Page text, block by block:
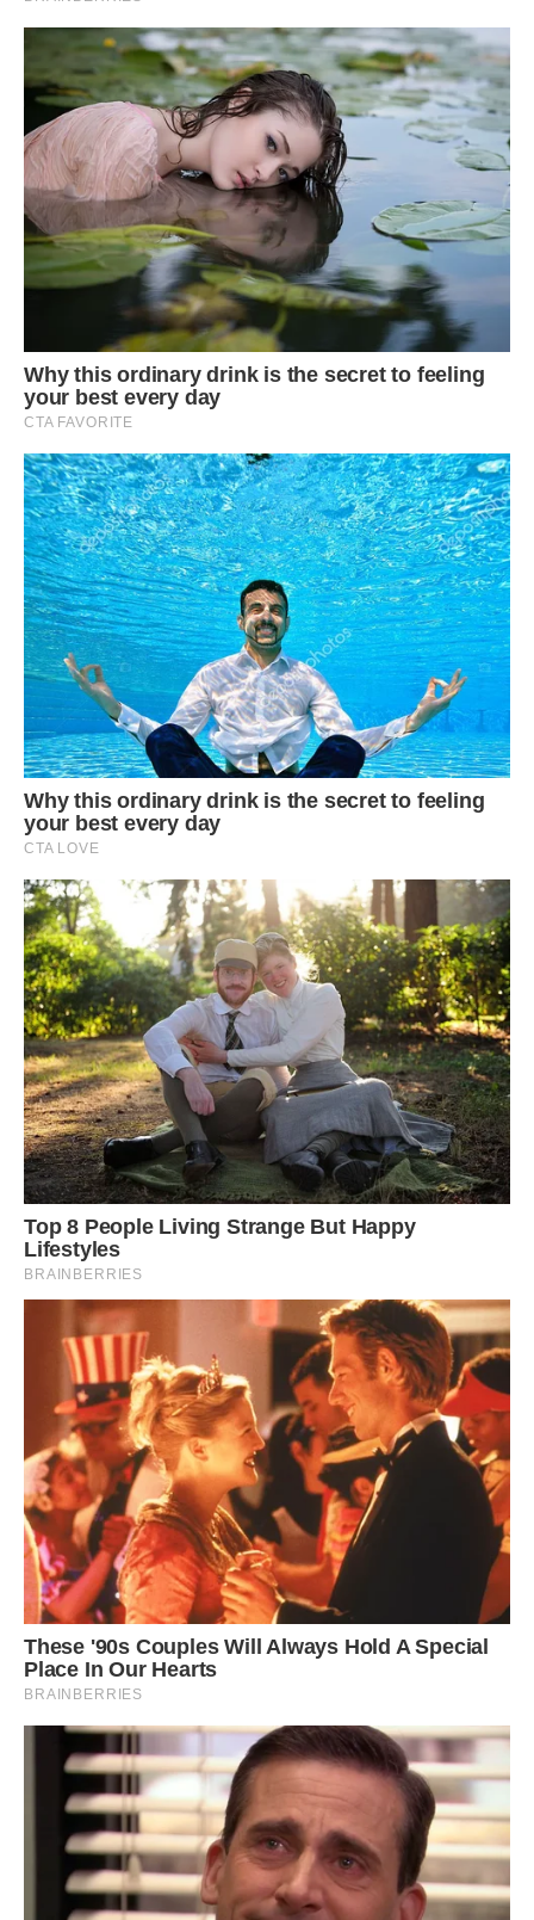
— Ну, ця теж непогана.
Я повернулася до нього.
— Ти серйозно?
— Вона вже куплена. Не будемо ж знімати.
— Тобто якщо твоїй мамі захотілося, я маю прийняти?
— Не перебільшуй. Це просто плитка.
Саме це “просто плитка” стало першим каменем у нашій
сварці. Бо для нього це була плитка. Для мене — знак, що
моє слово в моєму домі важить менше, ніж мамина
звичка “я краще знаю”.
Потім була кухня.
Я довго вибирала проєкт. Хотіла мінімалізм: матові
фасади, світлий верх, дерев’яний низ, стільниця під камінь.
Дизайнерка Христина зробила гарну візуалізацію, навіть
Пані Надія побачила й скривилася.
— Це не кухня, а офіс.
— Мені подобається.